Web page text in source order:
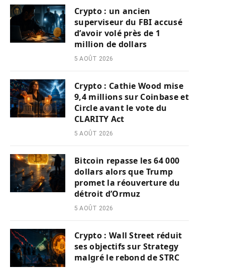
Crypto : un ancien
superviseur du FBI accusé
d’avoir volé près de 1
million de dollars
5 AOÛT 2026
Crypto : Cathie Wood mise
9,4 millions sur Coinbase et
Circle avant le vote du
CLARITY Act
5 AOÛT 2026
Bitcoin repasse les 64 000
dollars alors que Trump
promet la réouverture du
détroit d’Ormuz
5 AOÛT 2026
Crypto : Wall Street réduit
ses objectifs sur Strategy
malgré le rebond de STRC